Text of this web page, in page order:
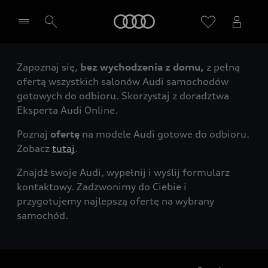
Wybierz Twojego Partnera Audi
Zapoznaj się, bez wychodzenia z domu, z pełną
ofertą wszystkich salonów Audi samochodów
gotowych do odbioru. Skorzystaj z doradztwa
Eksperta Audi Online.
Poznaj ofertę na modele Audi gotowe do odbioru.
Zobacz tutaj.
Znajdź swoje Audi, wypełnij i wyślij formularz
kontaktowy. Zadzwonimy do Ciebie i
przygotujemy najlepszą ofertę na wybrany
samochód.